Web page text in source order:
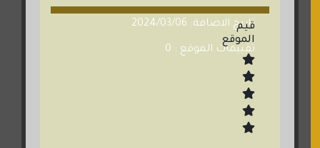
تاريخ الاضافة: 2024/03/06
تقييمات الموقع : 0
قيم
الموقع